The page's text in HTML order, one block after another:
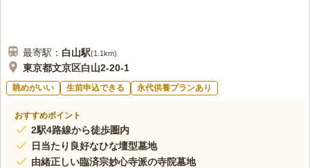
最寄駅： 白山駅(1.1km)
東京都文京区白山2-20-1
眺めがいい 生前申込できる 永代供養プランあり
おすすめポイント
2駅4路線から徒歩圏内
日当たり良好なひな壇型墓地
由緒正しい臨済宗妙心寺派の寺院墓地